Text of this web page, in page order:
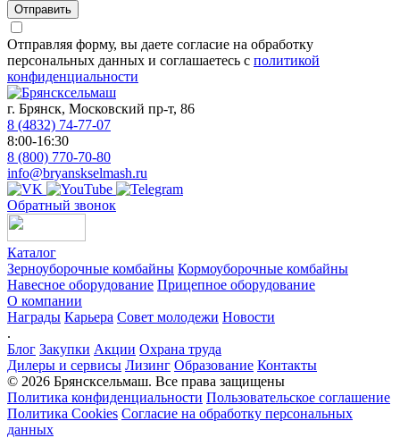
Отправить
Отправляя форму, вы даете согласие на обработку
персональных данных и соглашаетесь с политикой
конфиденциальности
г. Брянск, Московский пр-т, 86
8 (4832) 74-77-07
8:00-16:30
8 (800) 770-70-80
info@bryanskselmash.ru
Обратный звонок
Каталог
Зерноуборочные комбайны Кормоуборочные комбайны
Навесное оборудование Прицепное оборудование
О компании
Награды Карьера Совет молодежи Новости
.
Блог Закупки Акции Охрана труда
Дилеры и сервисы Лизинг Образование Контакты
© 2026 Брянсксельмаш. Все права защищены
Политика конфиденциальности Пользовательское соглашение
Политика Cookies Согласие на обработку персональных
данных